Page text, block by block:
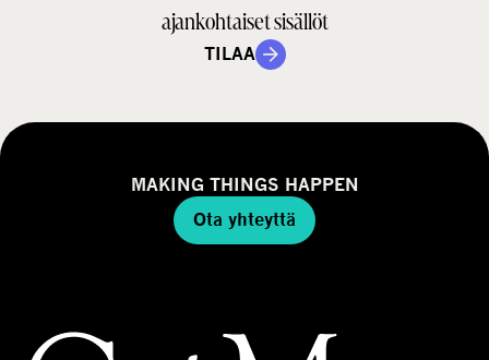
ajankohtaiset sisällöt
TILAA
MAKING THINGS HAPPEN
Ota yhteyttä